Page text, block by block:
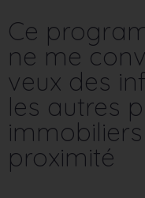
Ce
ne me
veux des
les autres
proximité